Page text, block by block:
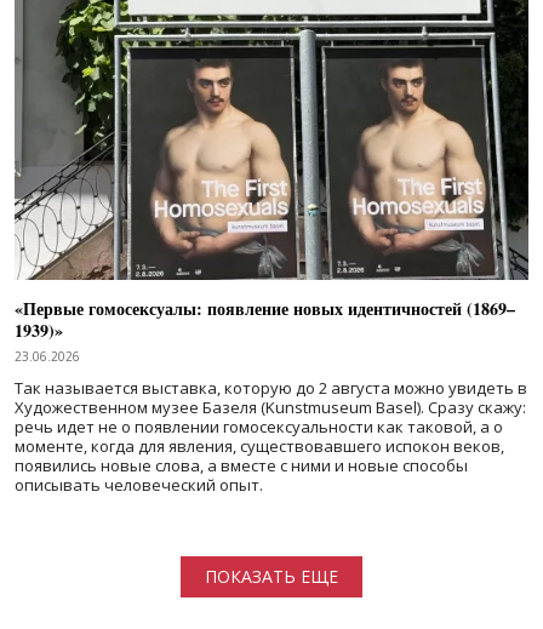
«Первые гомосексуалы: появление новых идентичностей (1869–
1939)»
23.06.2026
Так называется выставка, которую до 2 августа можно увидеть в
Художественном музее Базеля (Kunstmuseum Basel). Сразу скажу:
речь идет не о появлении гомосексуальности как таковой, а о
моменте, когда для явления, существовавшего испокон веков,
появились новые слова, а вместе с ними и новые способы
описывать человеческий опыт.
ПОКАЗАТЬ ЕЩЕ